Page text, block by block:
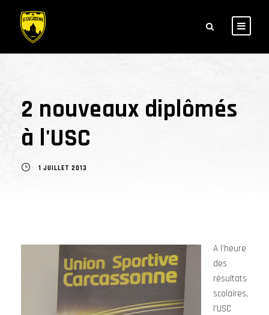
2 nouveaux diplômés
à l'USC
1 JUILLET 2013
A l’heure
des
résultats
scolaires,
l’USC